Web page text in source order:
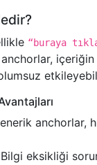
“buraya
anchorlar,
anchorlar,
Bilgi eksikliği